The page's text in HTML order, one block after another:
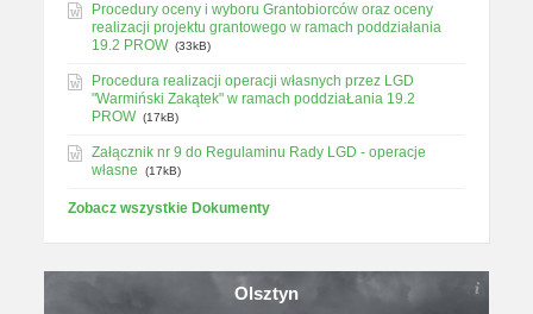
Procedury oceny i wyboru Grantobiorców oraz oceny
realizacji projektu grantowego w ramach poddziałania
19.2 PROW (33kB)
Procedura realizacji operacji własnych przez LGD
"Warmiński Zakątek" w ramach poddziaŁania 19.2
PROW (17kB)
Załącznik nr 9 do Regulaminu Rady LGD - operacje
własne
(17kB)
Zobacz wszystkie Dokumenty
Olsztyn